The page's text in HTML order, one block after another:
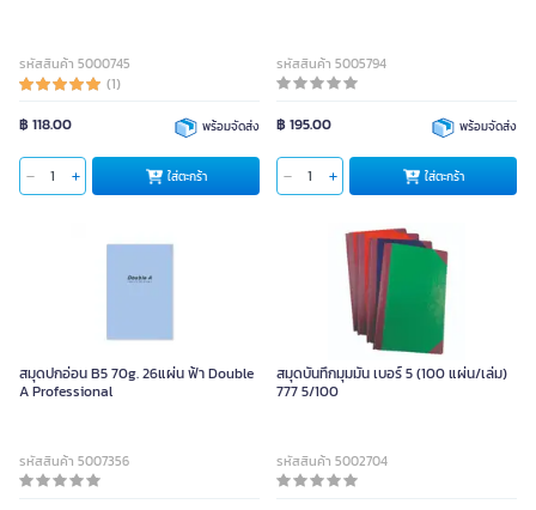
รหัสสินค้า 5000745
(1)
฿ 118.00
พร้อมจัดส่ง
ใส่ตะกร้า
รหัสสินค้า 5005794
฿ 195.00 พร้อมจัดส่ง
ใส่ตะกร้า
สมุดปกอ่อน B5 70g. 26แผ่น ฟ้า Double
A Professional
รหัสสินค้า 5007356
สมุดบันทึกมุมมัน เบอร์ 5 (100 แผ่น/เล่ม)
777 5/100
รหัสสินค้า 5002704